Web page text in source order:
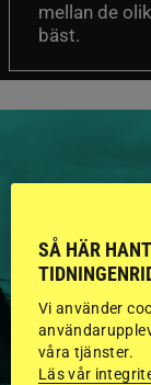
mellan de
bäst.
SÅ HÄR
Vi använder
våra tjänster.
Läs vår